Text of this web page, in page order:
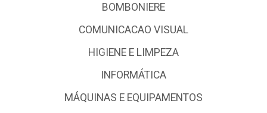
BOMBONIERE
COMUNICACAO VISUAL
HIGIENE E LIMPEZA
INFORMÁTICA
MÁQUINAS E EQUIPAMENTOS